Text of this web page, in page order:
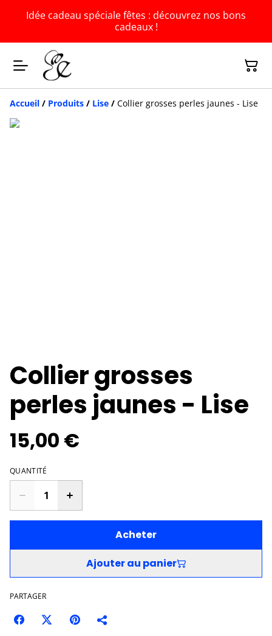
Idée cadeau spéciale fêtes : découvrez nos bons
cadeaux !
Accueil / Produits / Lise / Collier grosses perles jaunes - Lise
Collier grosses
perles jaunes - Lise
15,00 €
QUANTITÉ
Acheter
Ajouter au panier
PARTAGER